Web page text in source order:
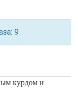
9
курдом и